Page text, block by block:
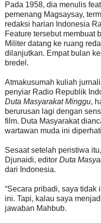
Pada 1958, dia menulis
pemenang Magsaysay,
redaksi harian Indonesia
Feature tersebut membuat
Militer datang ke ruang
dilanjutkan. Empat bulan
bredel.
Atmakusumah kuliah
penyiar Radio Republik
Duta Masyarakat Minggu,
berurusan lagi dengan
film. Duta Masyarakat
wartawan muda ini
Sesaat setelah peristiwa
Djunaidi, editor Duta
dari Indonesia.
“Secara pribadi, saya
ini. Tapi, kalau saya
jawaban Mahbub.